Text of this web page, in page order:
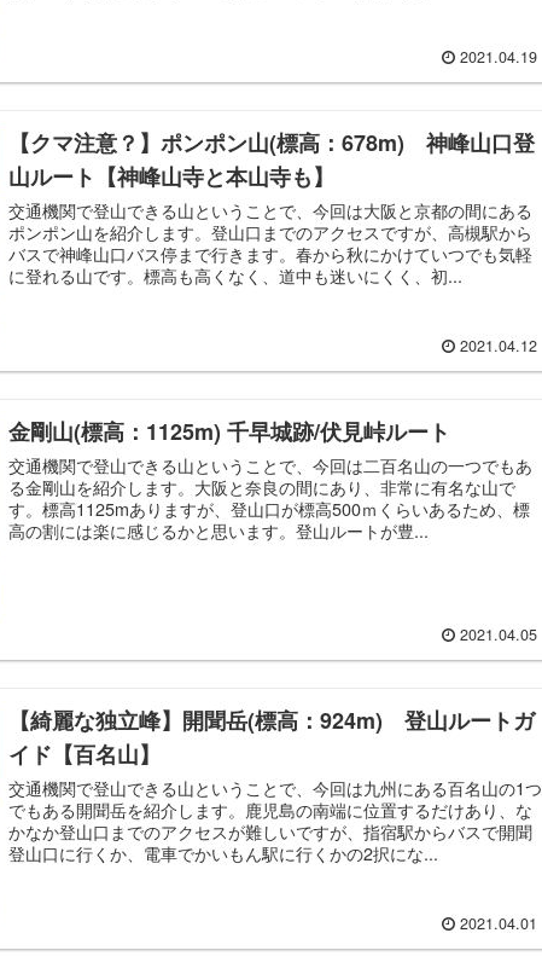
2021.04.19
【クマ注意？】ポンポン山(標高：678m) 神峰山口登
山ルート【神峰山寺と本山寺も】
交通機関で登山できる山ということで、今回は大阪と京都の間にある
ポンポン山を紹介します。登山口までのアクセスですが、高槻駅から
バスで神峰山口バス停まで行きます。春から秋にかけていつでも気軽
に登れる山です。標高も高くなく、道中も迷いにくく、初...
2021.04.12
金剛山(標高：1125m) 千早城跡/伏見峠ルート
交通機関で登山できる山ということで、今回は二百名山の一つでもあ
る金剛山を紹介します。大阪と奈良の間にあり、非常に有名な山で
す。標高1125mありますが、登山口が標高500ｍくらいあるため、標
高の割には楽に感じるかと思います。登山ルートが豊...
2021.04.05
【綺麗な独立峰】開聞岳(標高：924m) 登山ルートガ
イド【百名山】
交通機関で登山できる山ということで、今回は九州にある百名山の1つ
でもある開聞岳を紹介します。鹿児島の南端に位置するだけあり、な
かなか登山口までのアクセスが難しいですが、指宿駅からバスで開聞
登山口に行くか、電車でかいもん駅に行くかの2択にな...
2021.04.01